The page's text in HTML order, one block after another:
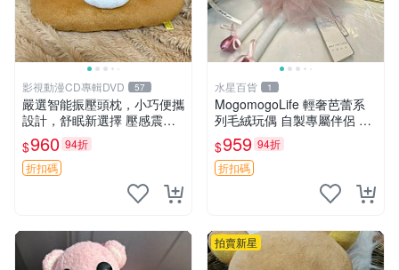
影視動漫CD專輯DVD 57
嚴選智能振壓頭枕，小巧便攜
設計，舒眠新選擇 壓感震動
頭枕 確切尺寸 小巧便攜
$960 94折
折扣碼
水星百貨 1
MogomogoLife 輕奢芭蕾系
列毛絨玩偶 自製專屬伴侶 帶
標牌全新成色 芭蕾系列 毛絨
玩偶 安撫玩具 新款上架
$959 94折
折扣碼
拍賣新星